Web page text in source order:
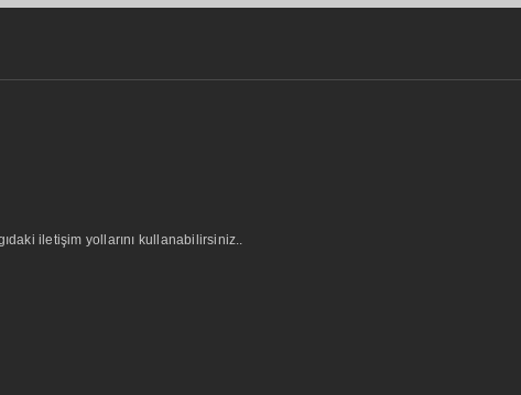
iletişim yollarını kullanabilirsiniz..